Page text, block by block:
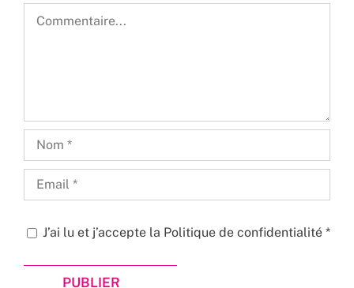
J’ai lu et j’accepte la Politique de confidentialité *